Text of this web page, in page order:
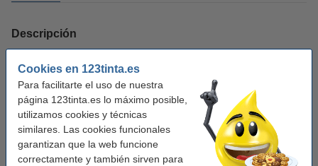
Cookies en 123tinta.es
Para facilitarte el uso de nuestra
página 123tinta.es lo máximo posible,
utilizamos cookies y técnicas
similares. Las cookies funcionales
garantizan que la web funcione
correctamente y también sirven para
Descripción
magenta del 604XL, válido para aproximadamente 10 ciclos de limpieza.
Naturalmente, desea disfrutar de su impresora el mayor tiempo posible, por
lo que es importante limpiarla periódicamente. Un cartucho de limpieza evita
que se obstruyan los inyectores del cabezal de impresión y, en muchos
casos, proporciona una mejora inmediata y visible en la calidad de
impresión.